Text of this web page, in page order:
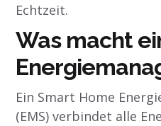
Echtzeit.
Was macht
Ein Smart Home
(EMS) verbindet alle